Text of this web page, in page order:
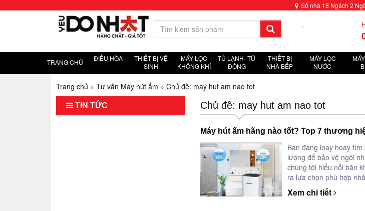
Số nhà 18 Ngách 2
.
TRANG CHỦ ĐIỀU HÒA
THIẾT BỊ VỆ
SINH
MÁY LỌC
KHÔNG KHÍ
TỦ LẠNH- TỦ
ĐÔNG
THIẾT BỊ
NHÀ BẾP
MÁY LỌC
NƯỚC
Trang chủ » Tư vấn Máy hút ẩm » Chủ đề: may hut am nao tot
TIN TỨC Chủ đề: may hut am nao tot
Máy hút ẩm hãng nào tốt? Top 7 thương
Bạn đang loay hoay
lượng để bảo vệ ngôi
chúng tôi hiểu nỗi băn
ra lựa chọn phù hợp
Xem chi tiết